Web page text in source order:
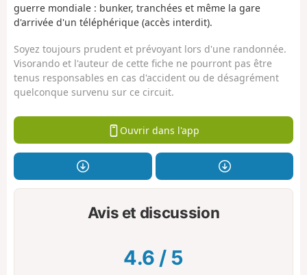
guerre mondiale : bunker, tranchées et même la gare
d'arrivée d'un téléphérique (accès interdit).
Soyez toujours prudent et prévoyant lors d'une randonnée.
Visorando et l'auteur de cette fiche ne pourront pas être
tenus responsables en cas d'accident ou de désagrément
quelconque survenu sur ce circuit.
Ouvrir dans l'app
Avis et discussion
4.6 / 5